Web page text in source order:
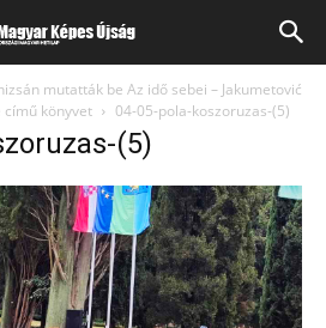
mutatták be Az idő sebei – Jakumetović
című könyvet
04-05-pola-koszoruzas-(5)
(5)